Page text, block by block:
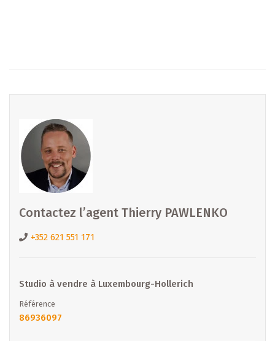
Tous les documents sont disponibles sur notre site :
=============================================
Interesséiert ? Kontaktéiert eis nach haut !
Intéressé ? Contactez-nous dès aujourd’hui !
Interested ? Contact us today !
=============================================
B IMMOBILIER DIEKIRCH et MERL
Découvrez toutes nos offres : www.b-immobilier.lu
B IMMOBILIER – Votre partenaire de confiance pour la
Contactez l’agent Thierry PAWLENKO
+352 621 551 171
Studio à vendre à Luxembourg-Hollerich
Référence
86936097